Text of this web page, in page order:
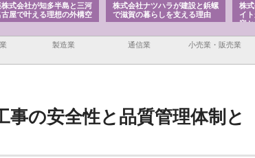
株式会社が知多半島と三河
古屋で叶える理想の外構空
株式会社ナツハラが建設と鋲螺
で滋賀の暮らしを支える理由
株
イ
容
製造業 通信業 小売業・販売業
の安全性と品質管理体制と